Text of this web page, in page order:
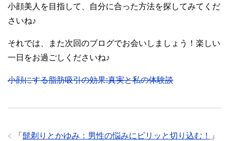
小顔美人を目指して、自分に合った方法を探してみてくだ
さいね♪
それでは、また次回のブログでお会いしましょう！楽しい
一日をお過ごしくださいね♪
小顔にする脂肪吸引の効果:真実と私の体験談
「 髭剃りとかゆみ：男性の悩みにピリッと切り込む！ 」